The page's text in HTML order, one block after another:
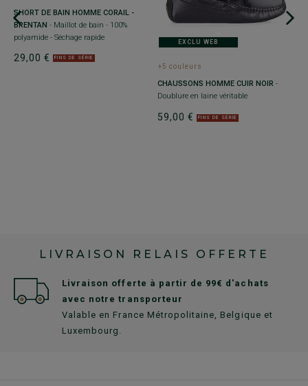
SHORT DE BAIN HOMME CORAIL -
BRENTAN - Maillot de bain - 100%
polyamide - Séchage rapide
29,00 € FINS DE SÉRIE
EXCLU WEB
+5 couleurs
CHAUSSONS HOMME CUIR NOIR -
Doublure en laine véritable
59,00 € FINS DE SÉRIE
LIVRAISON RELAIS OFFERTE
Livraison offerte à partir de 99€ d'achats
avec notre transporteur
Valable en France Métropolitaine, Belgique et
Luxembourg.